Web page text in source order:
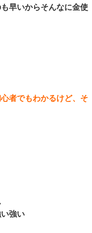
早いからそんなに金使
者でもわかるけど、そ
強い